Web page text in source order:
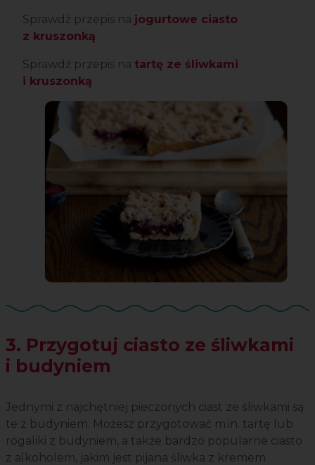
Sprawdź przepis na jogurtowe ciasto
z kruszonką
Sprawdź przepis na tartę ze śliwkami
i kruszonką
3. Przygotuj ciasto ze śliwkami
i budyniem
Jednymi z najchętniej pieczonych ciast ze śliwkami są
te z budyniem. Możesz przygotować m.in. tartę lub
rogaliki z budyniem, a także bardzo popularne ciasto
z alkoholem, jakim jest pijana śliwka z kremem